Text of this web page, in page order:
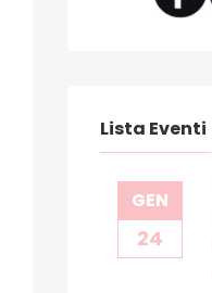
Lista Eventi
GEN
24